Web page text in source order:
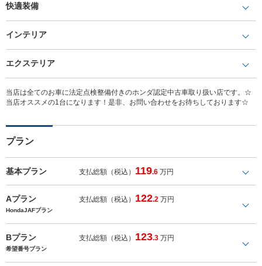
快適装備
インテリア
エクステリア
当店は全てのお車に法定点検整備付きのホンダ認定中古車取り扱い店です。☆
当店オススメの1台になります！是非、お問い合わせをお待ちしております☆
プラン
基本プラン 支払総額（税込） 119.6 万円
Aプラン 支払総額（税込） 122.2 万円
HondaJAFプラン
Bプラン 支払総額（税込） 123.3 万円
希望番号プラン